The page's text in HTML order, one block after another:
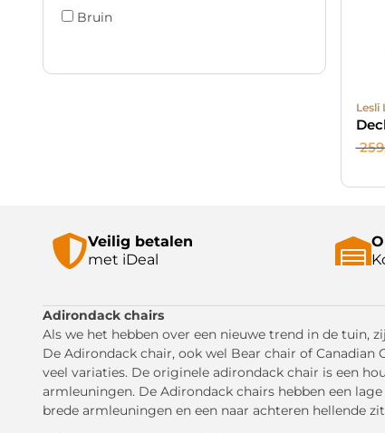
Bruin
Lesli
Veilig betalen
met iDeal
Adirondack chairs
Als we het hebben over een nieuwe trend in de tuin,
De Adirondack chair, ook wel Bear chair of Canadian
veel variaties. De originele adirondack chair is een
armleuningen. De Adirondack chairs hebben een
brede armleuningen en een naar achteren hellende